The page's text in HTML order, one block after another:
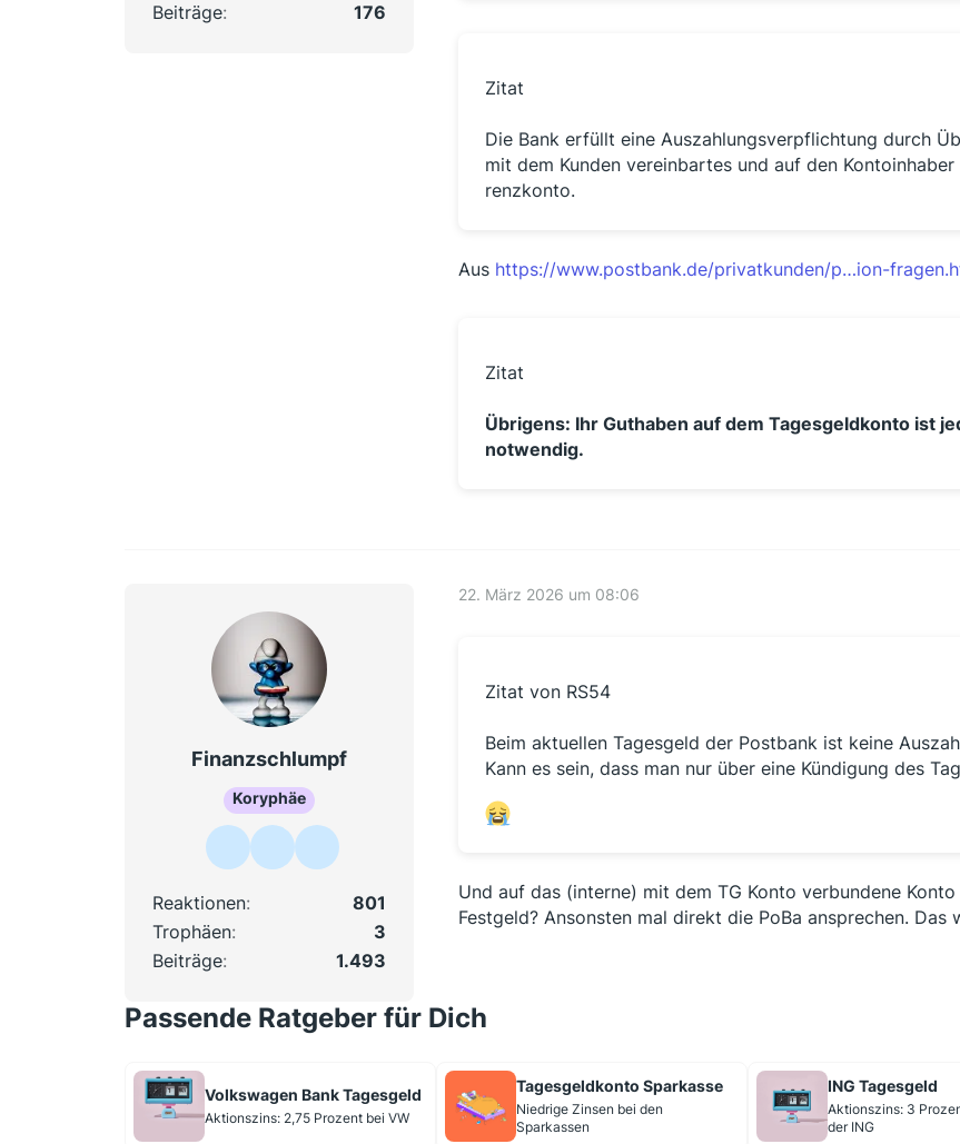
Beiträge
176
Zitat
Die Bank erfüllt eine Auszahlungsverpflichtung durch
mit dem Kunden vereinbartes und auf den
renzkonto.
Aus https://www.postbank.de/privatkunden/p…ion-
Zitat
Übrigens: Ihr Guthaben auf dem Tagesgeldkonto ist
notwendig.
Finanzschlumpf
Koryphäe
Reaktionen
801
Trophäen
3
Beiträge
1.493
22. März 2026 um 08:06
Zitat von RS54
Beim aktuellen Tagesgeld der Postbank ist keine
Kann es sein, dass man nur über eine Kündigung des
Und auf das (interne) mit dem TG Konto verbundene
Festgeld? Ansonsten mal direkt die PoBa ansprechen. Das
Passende Ratgeber für Dich
Volkswagen Bank Tagesgeld
Aktionszins: 2,75 Prozent bei VW
Tagesgeldkonto Sparkasse
Niedrige Zinsen bei den
Sparkassen
ING Tagesgeld
Aktionszins: 3
der ING